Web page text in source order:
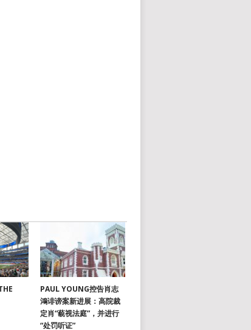
PAUL YOUNG控告肖志
鴻诽谤案新进展：高院裁
定肖“藐视法庭”，并进行
“处罚听证”